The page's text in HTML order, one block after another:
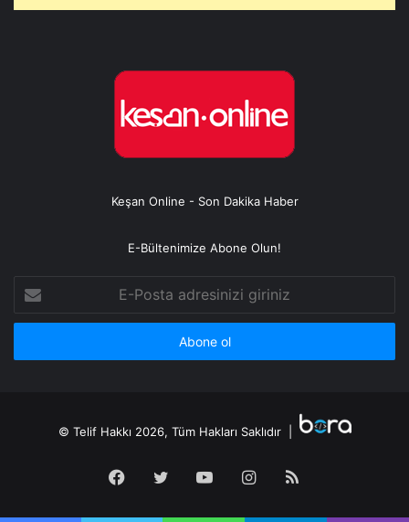
Keşan Online - Son Dakika Haber
E-Bültenimize Abone Olun!
Posta
adresinizi
© Telif Hakkı 2026, Tüm Hakları Saklıdır |
Facebook
TwitterYouTubeInstagram
RSS